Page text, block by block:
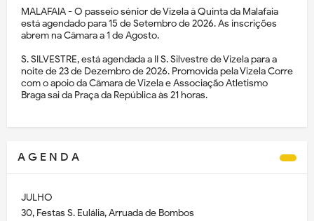
MALAFAIA - O passeio sénior de Vizela à Quinta da Malafaia
está agendado para 15 de Setembro de 2026. As inscrições
abrem na Câmara a 1 de Agosto.
S. SILVESTRE, está agendada a II S. Silvestre de Vizela para a
noite de 23 de Dezembro de 2026. Promovida pela Vizela Corre
com o apoio da Câmara de Vizela e Associação Atletismo
Braga sai da Praça da República às 21 horas.
A G E N D A
JULHO
30, Festas S. Eulália, Arruada de Bombos